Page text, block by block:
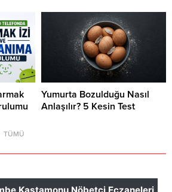
Yumurta Bozulduğu Nasıl
Anlaşılır? 5 Kesin Test
TÜMÜ